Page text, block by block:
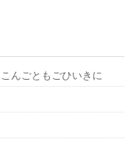
んごともごひいきに